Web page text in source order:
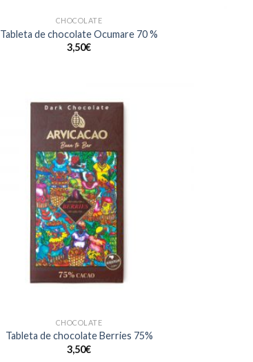
CHOCOLATE
Tableta de chocolate Ocumare 70 %
3,50€
CHOCOLATE
Tableta de chocolate Berries 75%
3,50€